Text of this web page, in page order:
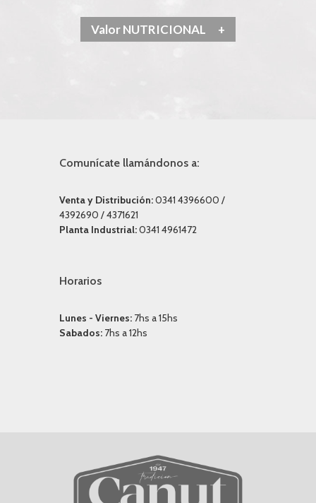
Valor NUTRICIONAL +
Comunícate llamándonos a:
Venta y Distribución:0341 4396600 /
4392690 / 4371621
Planta Industrial:0341 4961472
Horarios
Lunes - Viernes: 7hs a 15hs
Sabados: 7hs a 12hs